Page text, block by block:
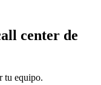
center de
tu equipo.